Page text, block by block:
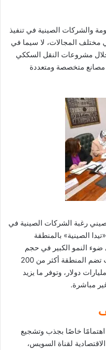
والشركات الصينية في تنفيذ
مختلف المجالات، لا سيما في
مشروعات النقل السككي
مصانع متخصصة ومتعددة
رغبة الشركات الصينية في
الصينية» بالمنطقة
ضوء النمو الكبير في حجم
الاستثمارات الصينية بالمنطقة، حيث تضم المنطقة أكثر من 200
شركة صينية، باستثمارات تتجاوز 3 مليارات دولار، وتوفر ما يزيد
اهتمامًا خاصًا بجذب وتشجيع
لقناة السويس،